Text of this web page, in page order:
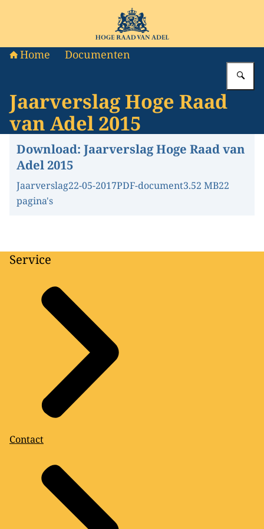
Naar de homepage van Hoge Raad van Adel
Home Documenten
Jaarverslag Hoge Raad
van Adel 2015
Download: Jaarverslag Hoge Raad van
Adel 2015
Jaarverslag22-05-2017PDF-document3.52 MB22
pagina's
Service
Contact